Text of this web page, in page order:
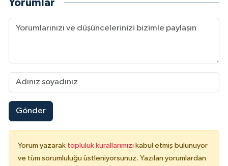
Yorumlar
Gönder
Yorum yazarak topluluk kurallarımızı kabul etmiş bulunuyor
ve tüm sorumluluğu üstleniyorsunuz. Yazılan yorumlardan